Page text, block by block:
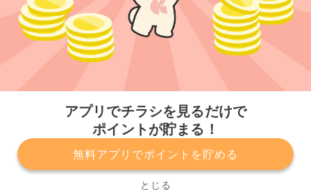
アプリでチラシを見るだけで
ポイントが貯まる！
無料アプリでポイントを貯める
とじる
プライバシーポリシー 利用規約
運営会社
サービスに関してのお問い合わせ